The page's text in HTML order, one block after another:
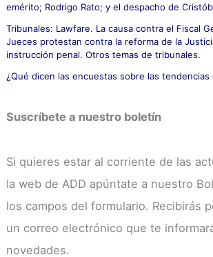
emérito; Rodrigo Rato; y el despacho de
Tribunales: Lawfare. La causa contra el Fiscal
Jueces protestan contra la reforma de la
instrucción penal. Otros temas de tribunales.
¿Qué dicen las encuestas sobre las tendencias
Suscríbete a nuestro boletín
Si quieres estar al corriente de las
la web de ADD apúntate a nuestro
los campos del formulario. Recibirás
un correo electrónico que te
novedades.